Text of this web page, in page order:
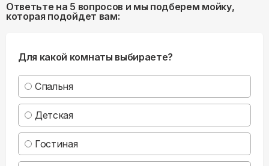
Ответьте на 5 вопросов и мы подберем мойку,
которая подойдет вам:
Для какой комнаты выбираете?
Спальня
Детская
Гостиная